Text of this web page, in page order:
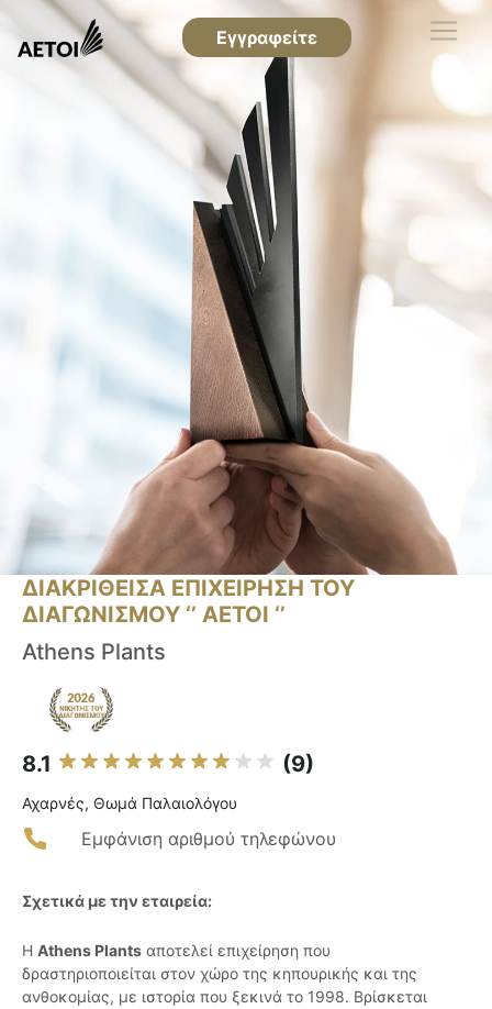
Εγγραφείτε
ΔΙΑΚΡΙΘΕΙΣΑ ΕΠΙΧΕΙΡΗΣΗ ΤΟΥ
ΔΙΑΓΩΝΙΣΜΟΥ ‘’ ΑΕΤΟΙ ‘’
Athens Plants
8.1 (9)
Αχαρνές, Θωμά Παλαιολόγου
Εμφάνιση αριθμού τηλεφώνου
Σχετικά με την εταιρεία:
Η Athens Plants αποτελεί επιχείρηση που
δραστηριοποιείται στον χώρο της κηπουρικής και της
ανθοκομίας, με ιστορία που ξεκινά το 1998. Βρίσκεται